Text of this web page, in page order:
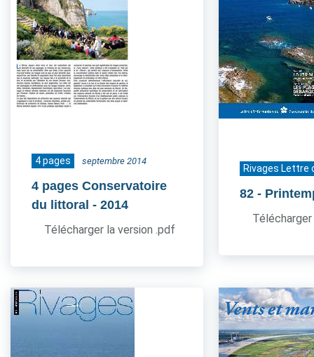
4 pages septembre 2014
4 pages Conservatoire
du littoral - 2014
Télécharger la version .pdf
Rivages Lettre
82 -